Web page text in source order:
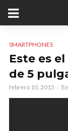
SMARTPHONES
Este es
de 5
febrero 10, 2015